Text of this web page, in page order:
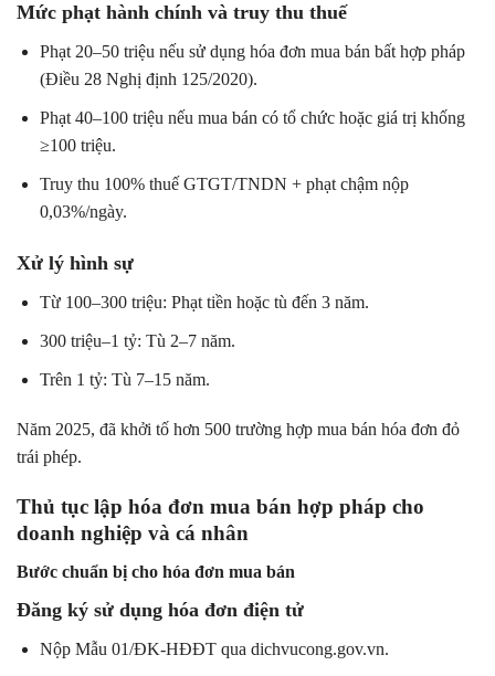
Mức phạt hành chính và truy thu thuế
Phạt 20–50 triệu nếu sử dụng hóa đơn mua bán bất hợp pháp
(Điều 28 Nghị định 125/2020).
Phạt 40–100 triệu nếu mua bán có tổ chức hoặc giá trị khống
≥100 triệu.
Truy thu 100% thuế GTGT/TNDN + phạt chậm nộp
0,03%/ngày.
Xử lý hình sự
Từ 100–300 triệu: Phạt tiền hoặc tù đến 3 năm.
300 triệu–1 tỷ: Tù 2–7 năm.
Trên 1 tỷ: Tù 7–15 năm.
Năm 2025, đã khởi tố hơn 500 trường hợp mua bán hóa đơn đỏ
trái phép.
Thủ tục lập hóa đơn mua bán hợp pháp cho
doanh nghiệp và cá nhân
Bước chuẩn bị cho hóa đơn mua bán
Đăng ký sử dụng hóa đơn điện tử
Nộp Mẫu 01/ĐK-HĐĐT qua dichvucong.gov.vn.